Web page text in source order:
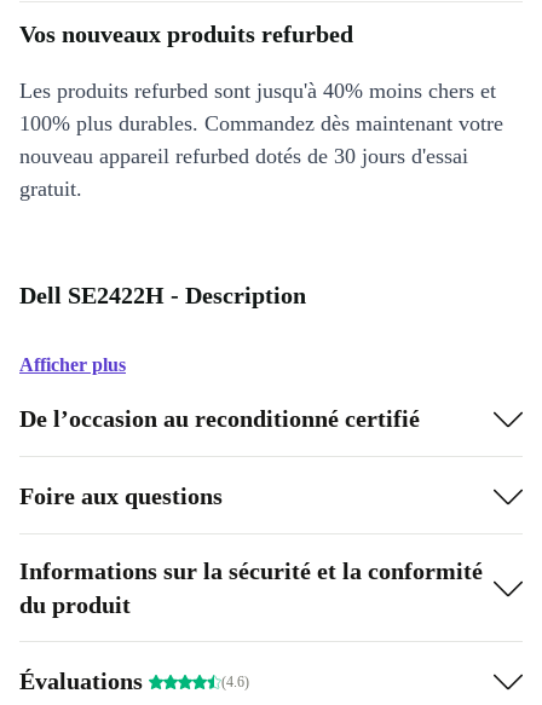
Vos nouveaux produits refurbed
Les produits refurbed sont jusqu'à 40% moins chers et
100% plus durables. Commandez dès maintenant votre
nouveau appareil refurbed dotés de 30 jours d'essai
gratuit.
Dell SE2422H - Description
Afficher plus
De l’occasion au reconditionné certifié
Foire aux questions
Informations sur la sécurité et la conformité
du produit
Évaluations (4.6)